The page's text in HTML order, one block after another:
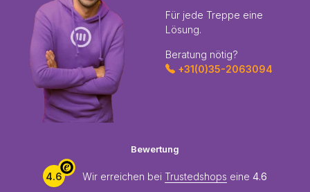
Für jede Treppe eine
Lösung.
Beratung nötig?
+31(0)35-2063094
Bewertung
4.6 Wir erreichen bei Trustedshops eine 4.6